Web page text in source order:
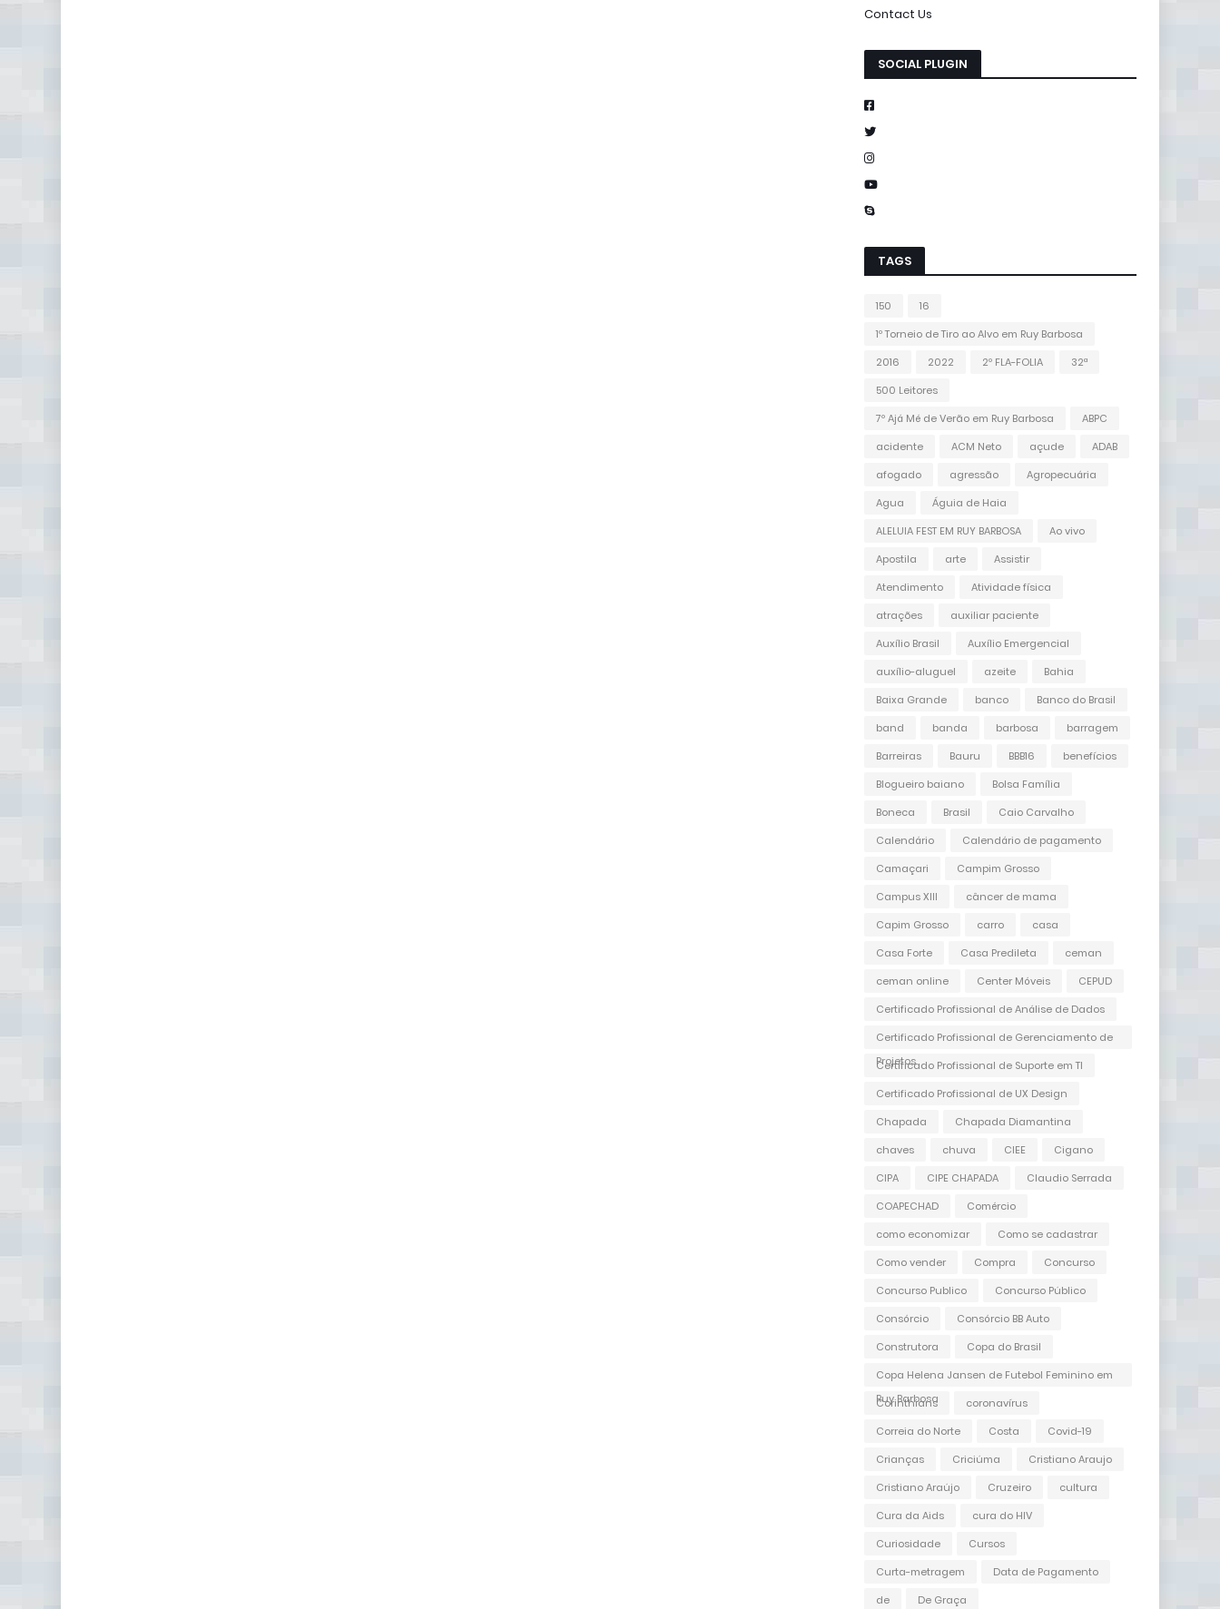
Contact Us
SOCIAL PLUGIN
TAGS
150
16
1º Torneio de Tiro ao Alvo em Ruy Barbosa
2016
2022 2º FLA-FOLIA
32ª
500 Leitores
7º Ajá Mé de Verão em Ruy Barbosa
ABPC
acidente
ACM Neto açude
ADAB
afogado
agressão
Agropecuária
Agua
Águia de Haia
ALELUIA FEST EM RUY BARBOSA
Ao vivo
Apostila
arte
Assistir
Atendimento
Atividade física
atrações
auxiliar paciente
Auxílio Brasil
Auxílio Emergencial
auxílio-aluguel
azeite
Bahia
Baixa Grande
banco
Banco do Brasil
band
banda barbosa
barragem
Barreiras
Bauru BBB16
benefícios
Blogueiro baiano
Bolsa Família
Boneca
Brasil
Caio Carvalho
Calendário
Calendário de pagamento
Camaçari
Campim Grosso
Campus XIII
câncer de mama
Capim Grosso
carro
casa
Casa Forte
Casa Predileta
ceman
ceman online
Center Móveis
CEPUD
Certificado Profissional de Análise de Dados
Certificado Profissional de Gerenciamento de
Projetos
Certificado Profissional de Suporte em TI
Certificado Profissional de UX Design
Chapada
Chapada Diamantina
chaves
chuva CIEE
Cigano
CIPA
CIPE CHAPADA
Claudio Serrada
COAPECHAD
Comércio
como economizar
Como se cadastrar
Como vender
Compra
Concurso
Concurso Publico
Concurso Público
Consórcio
Consórcio BB Auto
Construtora
Copa do Brasil
Copa Helena Jansen de Futebol Feminino em
Ruy Barbosa
Corinthians
coronavírus
Correia do Norte
Costa
Covid-19
Crianças
Criciúma
Cristiano Araujo
Cristiano Araújo
Cruzeiro
cultura
Cura da Aids
cura do HIV
Curiosidade
Cursos
Curta-metragem
Data de Pagamento
de
De Graça